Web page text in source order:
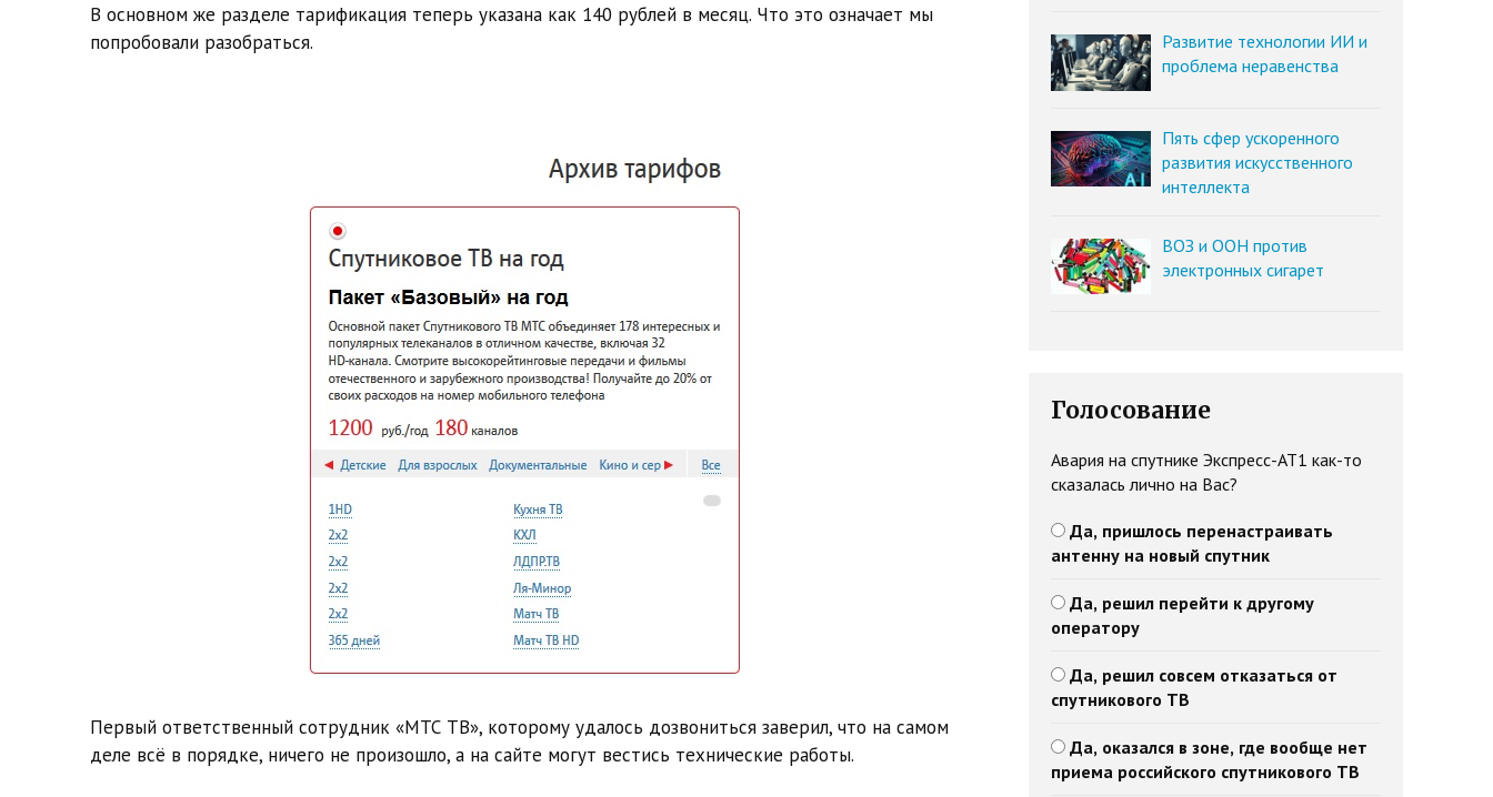
В основном же разделе тарификация теперь указана как 140 рублей в месяц. Что это означает мы
попробовали разобраться.
Первый ответственный сотрудник «МТС ТВ», которому удалось дозвониться заверил, что на самом
деле всё в порядке, ничего не произошло, а на сайте могут вестись технические работы.
Развитие технологии ИИ и
проблема неравенства
Пять сфер ускоренного
развития искусственного
интеллекта
ВОЗ и ООН против
электронных сигарет
Голосование
Авария на спутнике Экспресс-АТ1 как-то
сказалась лично на Вас?
Да, пришлось перенастраивать
антенну на новый спутник
Да, решил перейти к другому
оператору
Да, решил совсем отказаться от
спутникового ТВ
Да, оказался в зоне, где вообще нет
приема российского спутникового ТВ